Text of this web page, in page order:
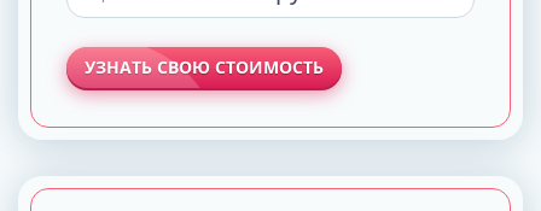
УЗНАТЬ СВОЮ СТОИМОСТЬ